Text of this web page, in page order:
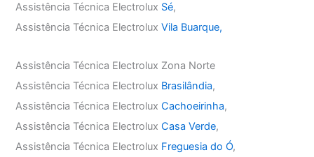
Assistência Técnica Electrolux Sé,
Assistência Técnica ElectroluxVila Buarque,
Assistência Técnica Electrolux Zona Norte
Assistência Técnica Electrolux Brasilândia,
Assistência Técnica ElectroluxCachoeirinha,
Assistência Técnica ElectroluxCasa Verde,
Assistência Técnica Electrolux Freguesia do Ó,